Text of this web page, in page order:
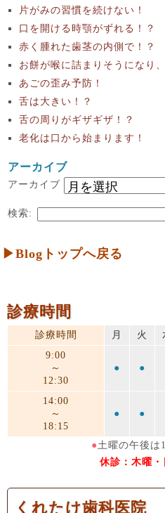
片がみの習慣を続けない！
口を開ける時顎がずれる！？
赤く腫れた歯茎の内側で！？
お餅が喉に詰まりそうになり
あごの歪み予防！
舌は大きい！？
舌の周りがギザギザ！？
老化は口から始まります！
アーカイブ
アーカイブ
検索:
▶Blogトップへ戻る
診療時間
診療時間 月 火
9:00
～
12:30
● ●
14:00
～
18:15
● ●
●土曜の午後は
休診：木曜・
くれたけ歯科医院